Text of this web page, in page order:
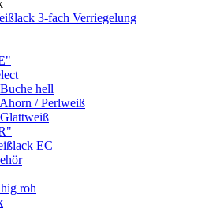
3-fach Verriegelung
hell
/ Perlweiß
EC
roh